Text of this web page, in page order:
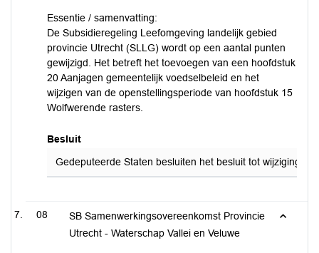
Essentie / samenvatting:
De Subsidieregeling Leefomgeving landelijk gebied
provincie Utrecht (SLLG) wordt op een aantal punten
gewijzigd. Het betreft het toevoegen van een hoofdstuk
20 Aanjagen gemeentelijk voedselbeleid en het
wijzigen van de openstellingsperiode van hoofdstuk 15
Wolfwerende rasters.
Besluit
Gedeputeerde Staten besluiten het besluit tot wijziging
08
SB Samenwerkingsovereenkomst Provincie
Utrecht - Waterschap Vallei en Veluwe